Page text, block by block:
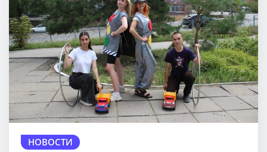
НОВОСТИ